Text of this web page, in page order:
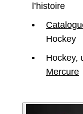
l’histoire
Hockey
Hockey,
Mercure